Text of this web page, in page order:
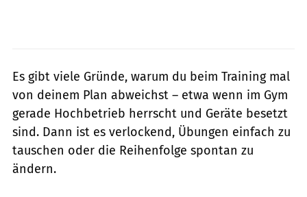
Es gibt viele Gründe, warum du beim Training mal
von deinem Plan abweichst – etwa wenn im Gym
gerade Hochbetrieb herrscht und Geräte besetzt
sind. Dann ist es verlockend, Übungen einfach zu
tauschen oder die Reihenfolge spontan zu
ändern.